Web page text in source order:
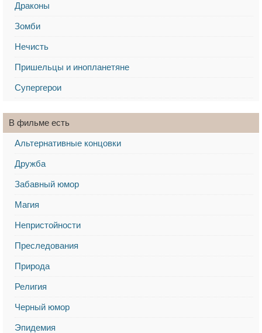
Драконы
Зомби
Нечисть
Пришельцы и инопланетяне
Супергерои
В фильме есть
Альтернативные концовки
Дружба
Забавный юмор
Магия
Непристойности
Преследования
Природа
Религия
Черный юмор
Эпидемия